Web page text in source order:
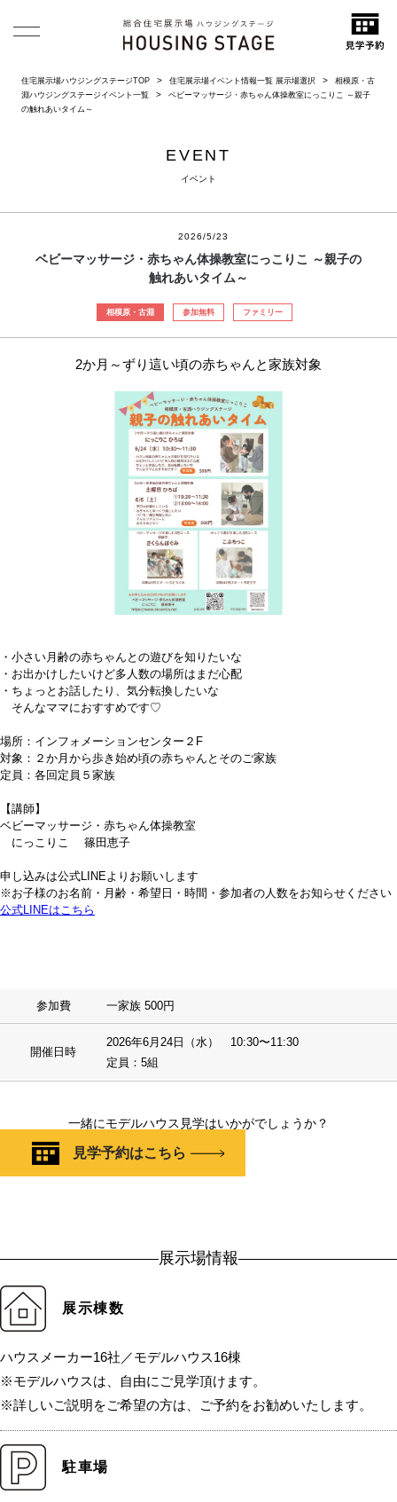
住宅展示場ハウジングステージTOP 住宅展示場イベント情報一覧 展示場選択
相模原・古
淵ハウジングステージイベント一覧
ベビーマッサージ・赤ちゃん体操教室にっこりこ ～親子
の触れあいタイム～
EVENT
イベント
2026/5/23
ベビーマッサージ・赤ちゃん体操教室にっこりこ ～親子の
触れあいタイム～
相模原・古淵 参加無料 ファミリー
2か月～ずり這い頃の赤ちゃんと家族対象
・小さい月齢の赤ちゃんとの遊びを知りたいな
・お出かけしたいけど多人数の場所はまだ心配
・ちょっとお話したり、気分転換したいな
そんなママにおすすめです♡
場所：インフォメーションセンター２F
対象：２か月から歩き始め頃の赤ちゃんとそのご家族
定員：各回定員５家族
【講師】
ベビーマッサージ・赤ちゃん体操教室
にっこりこ 篠田恵子
申し込みは公式LINEよりお願いします
※お子様のお名前・月齢・希望日・時間・参加者の人数をお知らせください
公式LINEはこちら
参加費 一家族 500円
開催日時
2026年6月24日（水） 10:30〜11:30
定員：5組
一緒にモデルハウス見学はいかがでしょうか？
見学予約はこちら
展示場情報
展示棟数
ハウスメーカー16社／モデルハウス16棟
※モデルハウスは、自由にご見学頂けます。
※詳しいご説明をご希望の方は、ご予約をお勧めいたします。
駐車場